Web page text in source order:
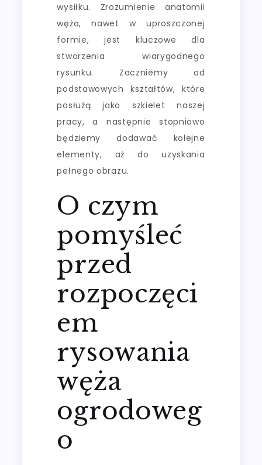
wysiłku. Zrozumienie anatomii
węża, nawet w uproszczonej
formie, jest kluczowe dla
stworzenia wiarygodnego
rysunku. Zaczniemy od
podstawowych kształtów, które
posłużą jako szkielet naszej
pracy, a następnie stopniowo
będziemy dodawać kolejne
elementy, aż do uzyskania
pełnego obrazu.
O czym
pomyśleć
przed
rozpoczęci
em
rysowania
węża
ogrodoweg
o